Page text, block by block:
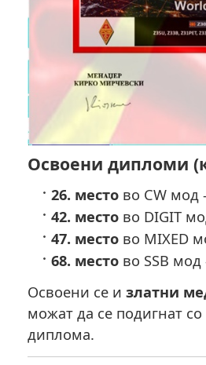
Освоени дипломи
26. местово CW мод
42. местово DIGIT
47. местово MIXED
68. местово SSB мод
Освоени се и златни
можат да се подигнат
диплома.